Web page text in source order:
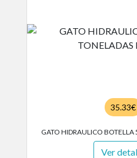
35.33€
GATO HIDRAULICO BOTELLA
Ver